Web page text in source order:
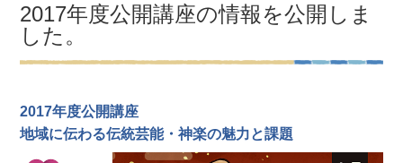
2017年度公開講座の情報を公開しま
した。
2017年度公開講座
地域に伝わる伝統芸能・神楽の魅力と課題